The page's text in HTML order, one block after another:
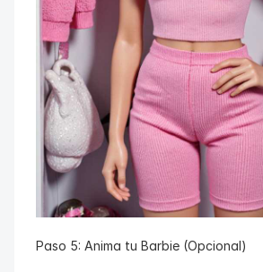
Paso 5: Anima tu Barbie (Opcional)